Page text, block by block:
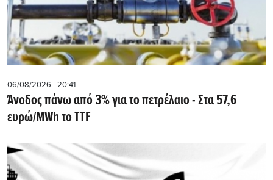
06/08/2026 - 20:41
Άνοδος πάνω από 3% για το πετρέλαιο - Στα 57,6
ευρώ/MWh το TTF